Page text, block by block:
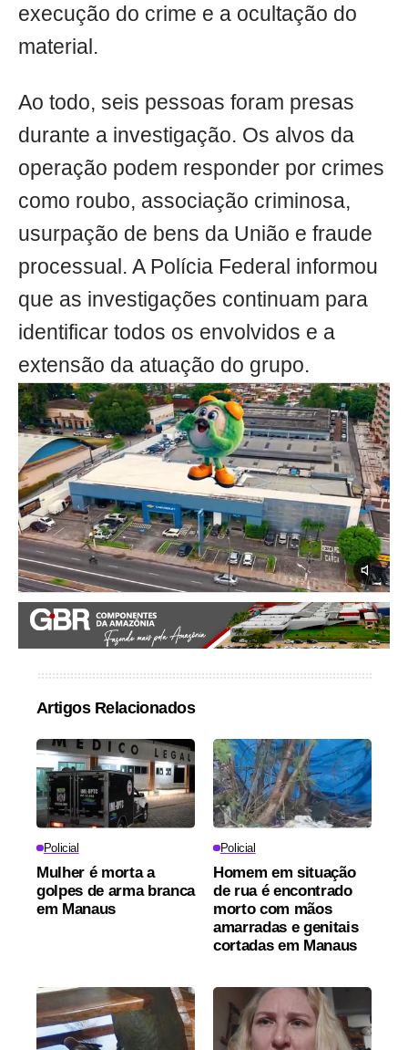
execução do crime e a ocultação do
material.
Ao todo, seis pessoas foram presas
durante a investigação. Os alvos da
operação podem responder por crimes
como roubo, associação criminosa,
usurpação de bens da União e fraude
processual. A Polícia Federal informou
que as investigações continuam para
identificar todos os envolvidos e a
extensão da atuação do grupo.
Artigos Relacionados
Policial
Mulher é morta a
golpes de arma branca
em Manaus
Policial
Homem em situação
de rua é encontrado
morto com mãos
amarradas e genitais
cortadas em Manaus